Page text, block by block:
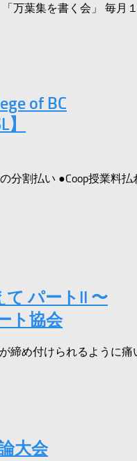
「万葉集を書く会」 毎
of BC
分割払い ●Coop授業料
て パートII 〜
ト協会
締め付けられるように
大会